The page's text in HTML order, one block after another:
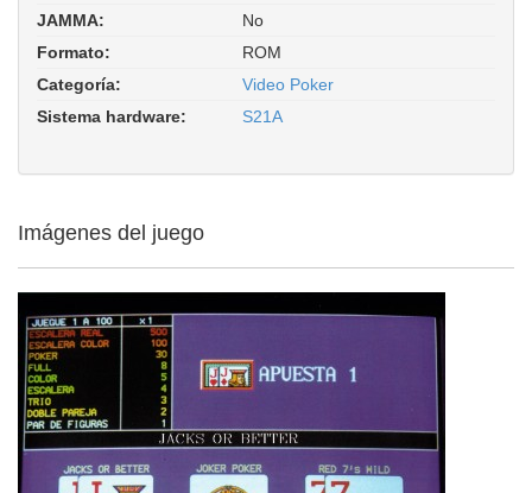
JAMMA:
No
Formato:
ROM
Categoría:
Video Poker
Sistema hardware:
S21A
Imágenes del juego